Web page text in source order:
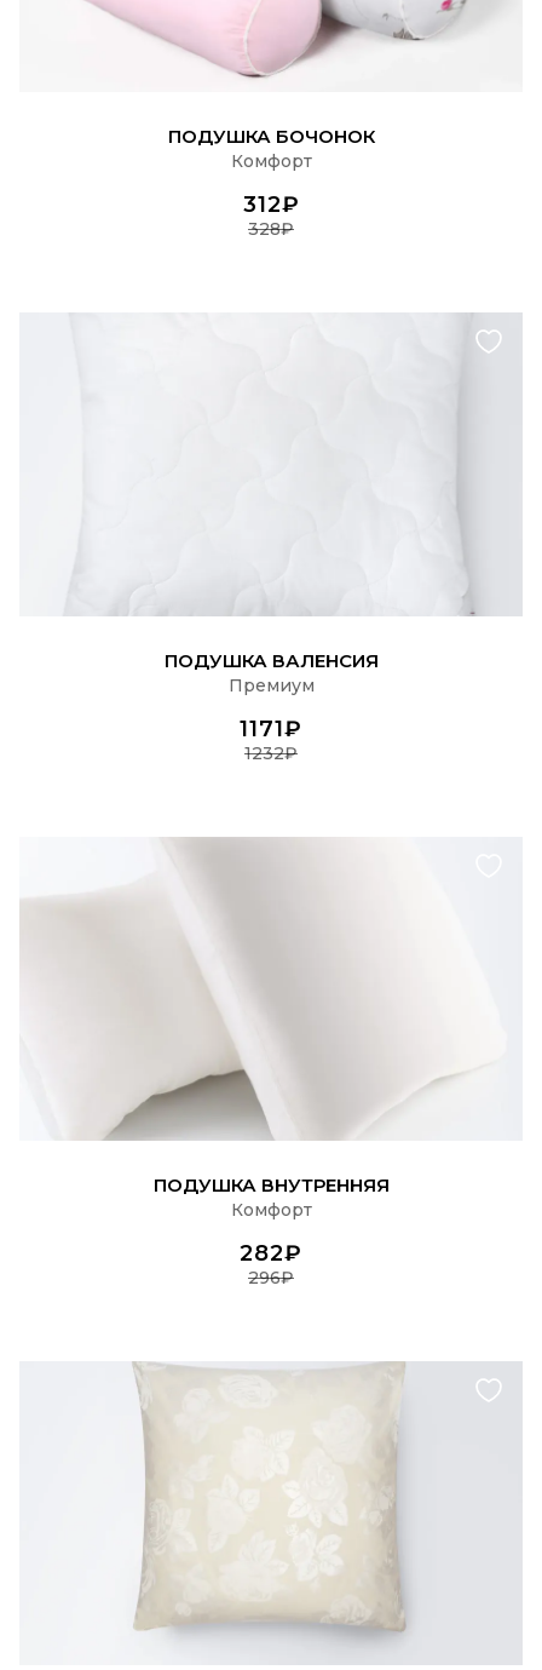
ПОДРОБНЕЕ
ПОДУШКА БОЧОНОК
Комфорт
312₽
328₽
ПОДРОБНЕЕ
ПОДУШКА ВАЛЕНСИЯ
Премиум
1171₽
1232₽
ПОДРОБНЕЕ
ПОДУШКА ВНУТРЕННЯЯ
Комфорт
282₽
296₽